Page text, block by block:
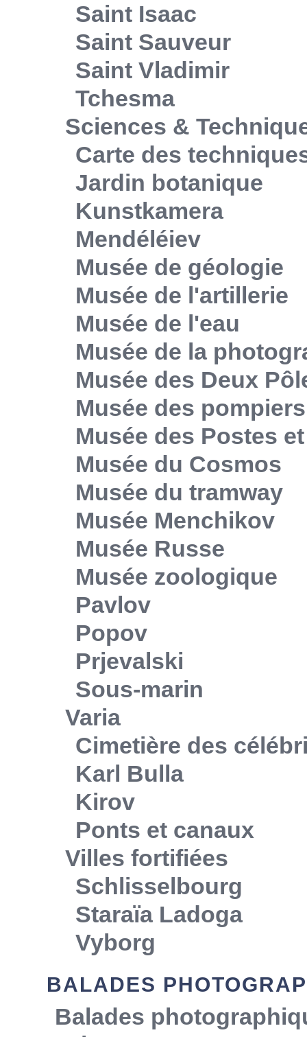
Saint Isaac
Saint Sauveur
Saint Vladimir
Tchesma
Sciences &
Carte des
Jardin botanique
Kunstkamera
Mendéléiev
Musée de géologie
Musée de l'artillerie
Musée de l'eau
Musée de la
Musée des Deux
Musée des pompiers
Musée des Postes
Musée du Cosmos
Musée du tramway
Musée Menchikov
Musée Russe
Musée zoologique
Pavlov
Popov
Prjevalski
Sous-marin
Varia
Cimetière des
Karl Bulla
Kirov
Ponts et canaux
Villes fortifiées
Schlisselbourg
Staraïa Ladoga
Vyborg
BALADES
Balades